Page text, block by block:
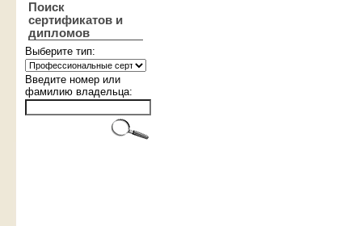
Поиск
сертификатов и
дипломов
Выберите тип:
Введите номер или
фамилию владельца: